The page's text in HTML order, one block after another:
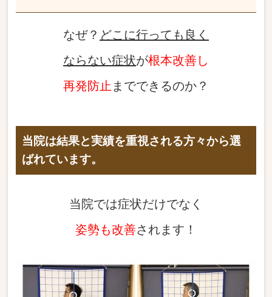
なぜ？ どこに行っても良く
ならない症状が根本改善し
再発防止 までできるのか？
当院は結果と実績を重視される方々から選
ばれています。
当院では症状だけでなく
姿勢も改善されます！